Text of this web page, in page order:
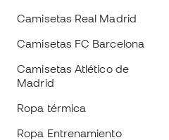
Camisetas Real Madrid
Camisetas FC Barcelona
Camisetas Atlético de
Madrid
Ropa térmica
Ropa Entrenamiento